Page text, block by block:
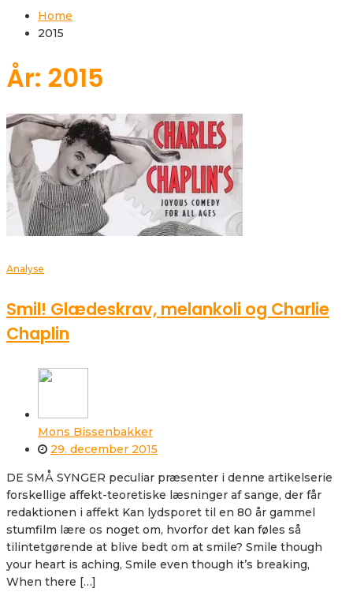
Home
2015
År: 2015
Analyse
Smil! Glædeskrav, melankoli og Charlie
Chaplin
Mons Bissenbakker
29. december 2015
DE SMÅ SYNGER peculiar præsenter i denne artikelserie
forskellige affekt-teoretiske læsninger af sange, der får
redaktionen i affekt Kan lydsporet til en 80 år gammel
stumfilm lære os noget om, hvorfor det kan føles så
tilintetgørende at blive bedt om at smile? Smile though
your heart is aching, Smile even though it’s breaking,
When there […]